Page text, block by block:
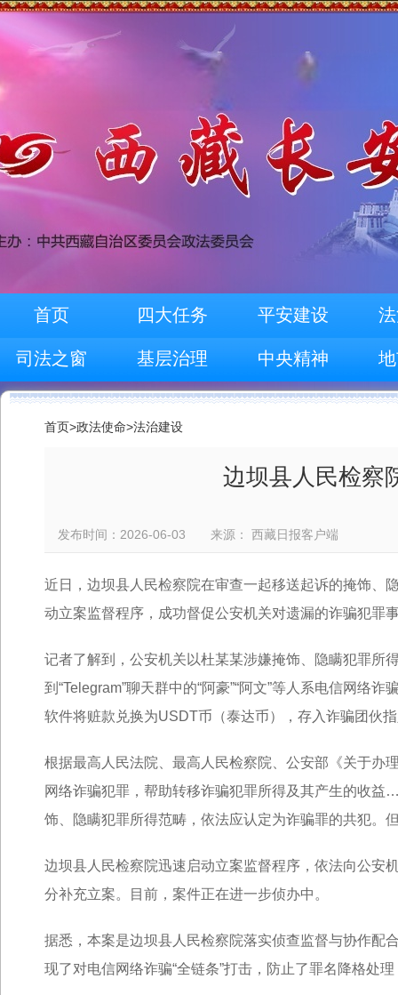
首页 四大任务 平安建设
司法之窗 基层治理 中央精神
首页>政法使命>法治建设
边坝县人民检察
发布时间：2026-06-03 来源： 西藏日报客户端
近日，边坝县人民检察院在审查一起移送起诉的掩饰、
动立案监督程序，成功督促公安机关对遗漏的诈骗犯罪
记者了解到，公安机关以杜某某涉嫌掩饰、隐瞒犯罪所
到“Telegram”聊天群中的“阿豪”“阿文”等人系电信网络
软件将赃款兑换为USDT币（泰达币），存入诈骗团伙
根据最高人民法院、最高人民检察院、公安部《关于办
网络诈骗犯罪，帮助转移诈骗犯罪所得及其产生的收
饰、隐瞒犯罪所得范畴，依法应认定为诈骗罪的共犯。
边坝县人民检察院迅速启动立案监督程序，依法向公安
分补充立案。目前，案件正在进一步侦办中。
据悉，本案是边坝县人民检察院落实侦查监督与协作配
现了对电信网络诈骗“全链条”打击，防止了罪名降格处